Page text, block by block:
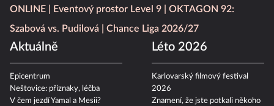
ONLINE
Eventový prostor Level 9
OKTAGON 92:
Szabová vs. Pudilová
Chance Liga 2026/27
Aktuálně
Epicentrum
Neštovice: příznaky, léčba
V čem jezdí Yamal a Mesii?
Léto 2026
Karlovarský filmový festival
2026
Znamení, že jste potkali někoho